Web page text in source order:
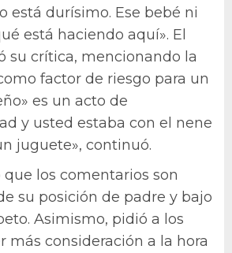
está durísimo. Ese bebé ni
está haciendo aquí». El
su crítica, mencionando la
factor de riesgo para un
es un acto de
y usted estaba con el nene
juguete», continuó.
los comentarios son
su posición de padre y bajo
Asimismo, pidió a los
más consideración a la hora